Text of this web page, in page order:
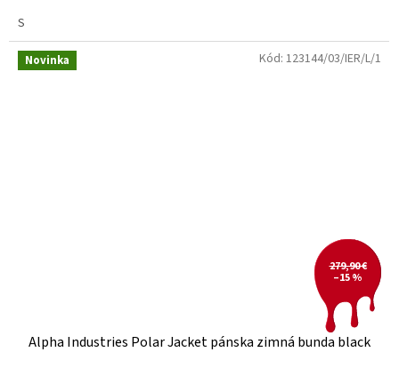
S
Novinka
279,90 €
–15 %
Alpha Industries Polar Jacket pánska zimná bunda black
Kód: 123144/03/IER/L/1